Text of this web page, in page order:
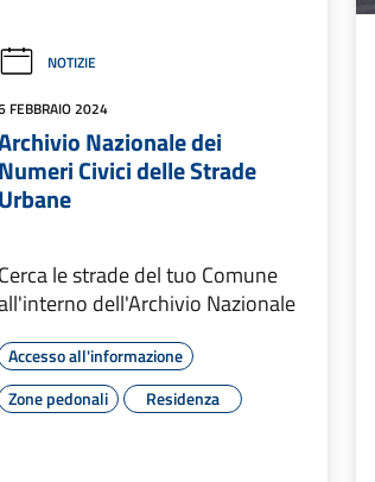
NOTIZIE
FEBBRAIO 2024
Nazionale dei
Numeri Civici delle Strade
Urbane
Cerca le strade del tuo Comune
dell'Archivio Nazionale
Accesso all'informazione
Zone pedonali
Residenza